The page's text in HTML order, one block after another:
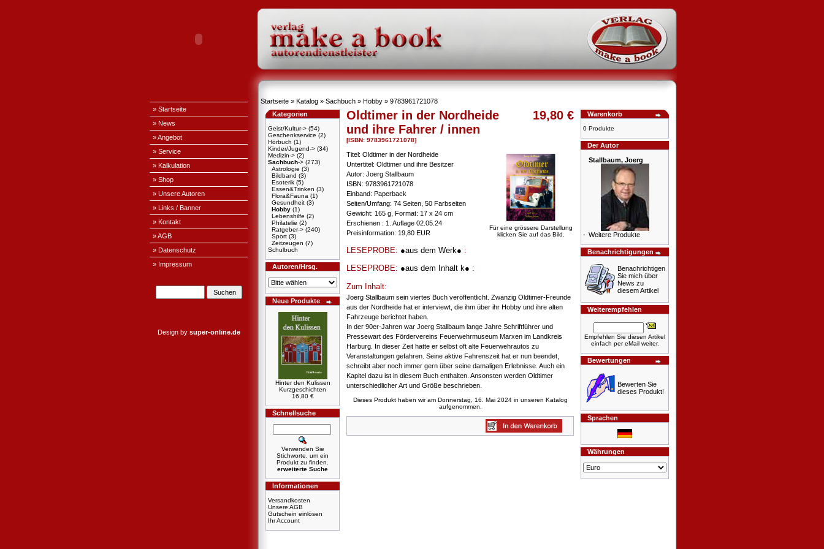
» Startseite
» News
» Angebot
» Service
» Kalkulation
» Shop
» Unsere Autoren
» Links / Banner
» Kontakt
» AGB
» Datenschutz
» Impressum
Design by super-online.de
Startseite » Katalog » Sachbuch » Hobby » 9783961721078
Kategorien
Geist/Kultur-> (54)
Geschenkservice (2)
Hörbuch (1)
Kinder/Jugend-> (34)
Medizin-> (2)
Sachbuch-> (273)
Astrologie (3)
Bildband (3)
Esoterik (5)
Essen&Trinken (3)
Flora&Fauna (1)
Gesundheit (3)
Hobby (1)
Lebenshilfe (2)
Philatelie (2)
Ratgeber-> (240)
Sport (3)
Zeitzeugen (7)
Schulbuch
Autoren/Hrsg.
Neue Produkte
Hinter den Kulissen
Kurzgeschichten
16,80 €
Schnellsuche
Verwenden Sie
Stichworte, um ein
Produkt zu finden.
erweiterte Suche
Informationen
Versandkosten
Unsere AGB
Gutschein einlösen
Ihr Account
Oldtimer in der Nordheide
und ihre Fahrer / innen
[ISBN: 9783961721078]
19,80 €
Für eine grössere Darstellung
klicken Sie auf das Bild.
Titel: Oldtimer in der Nordheide
Untertitel: Oldtimer und ihre Besitzer
Autor: Joerg Stallbaum
ISBN: 9783961721078
Einband: Paperback
Seiten/Umfang: 74 Seiten, 50 Farbseiten
Gewicht: 165 g, Format: 17 x 24 cm
Erschienen : 1. Auflage 02.05.24
Preisinformation: 19,80 EUR
LESEPROBE: ●aus dem Werk● :
LESEPROBE: ●aus dem Inhalt k● :
Zum Inhalt:
Joerg Stallbaum sein viertes Buch veröffentlicht. Zwanzig Oldtimer-Freunde
aus der Nordheide hat er interviewt, die ihm über ihr Hobby und ihre alten
Fahrzeuge berichtet haben.
In der 90er-Jahren war Joerg Stallbaum lange Jahre Schriftführer und
Pressewart des Fördervereins Feuerwehrmuseum Marxen im Landkreis
Harburg. In dieser Zeit hatte er selbst oft alte Feuerwehrautos zu
Veranstaltungen gefahren. Seine aktive Fahrenszeit hat er nun beendet,
schreibt aber noch immer gern über seine damaligen Erlebnisse. Auch ein
Kapitel dazu ist in diesem Buch enthalten. Ansonsten werden Oldtimer
unterschiedlicher Art und Größe beschrieben.
Dieses Produkt haben wir am Donnerstag, 16. Mai 2024 in unseren Katalog
aufgenommen.
Warenkorb
0 Produkte
Der Autor
Stallbaum, Joerg
- Weitere Produkte
Benachrichtigungen
Benachrichtigen
Sie mich über
News zu
diesem Artikel
Weiterempfehlen
Empfehlen Sie diesen Artikel
einfach per eMail weiter.
Bewertungen
Bewerten Sie
dieses Produkt!
Sprachen
Währungen